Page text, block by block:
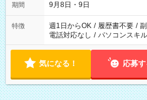
期間 9月8日・9日
特徴 週1日からOK / 履歴書不要 /
電話対応なし / パソコンスキ
気になる！ 応募す